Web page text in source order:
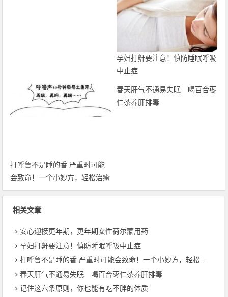
孕妇打鼾要注意！慎防睡眠呼吸
中止症
打呼鲁不是睡的香 严重时可能
会致命！一个小妙方，轻松治癒
春天肝气不通易失眠 喝百合枣
仁茶养肝排毒
相关文章
安心迎接更年期，更年期女性荷尔蒙用药
孕妇打鼾要注意！慎防睡眠呼吸中止症
打呼鲁不是睡的香 严重时可能会致命！一个小妙方，轻松治癒
春天肝气不通易失眠 喝百合枣仁茶养肝排毒
记住这六条原则，你也能有吃不胖的体质